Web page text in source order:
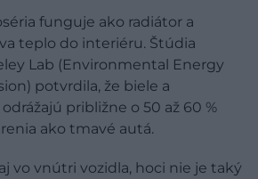
funguje ako radiátor a
teplo do interiéru. Štúdia
Lab (Environmental Energy
potvrdila, že biele a
približne o 50 až 60 %
ako tmavé autá.
vo vnútri vozidla, hoci nie je taký